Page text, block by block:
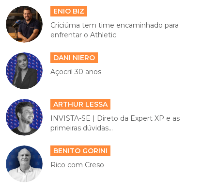
ENIO BIZ
Criciúma tem time encaminhado para
enfrentar o Athletic
DANI NIERO
Açocril 30 anos
ARTHUR LESSA
INVISTA-SE | Direto da Expert XP e as
primeiras dúvidas...
BENITO GORINI
Rico com Creso